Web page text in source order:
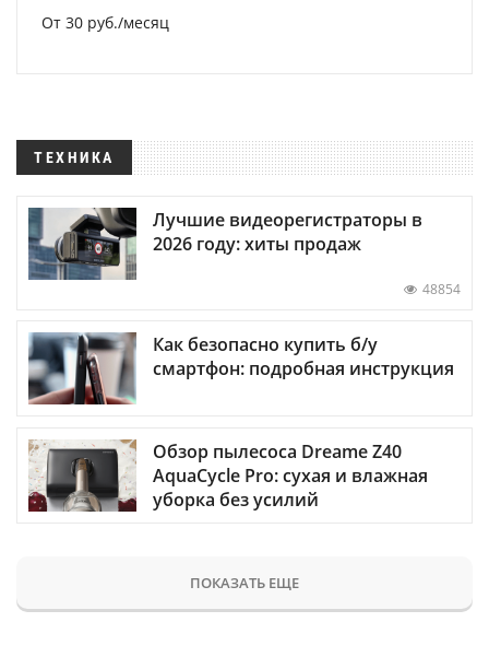
От 30 руб./месяц
ТЕХНИКА
Лучшие видеорегистраторы в
2026 году: хиты продаж
48854
Как безопасно купить б/у
смартфон: подробная инструкция
Обзор пылесоса Dreame Z40
AquaCycle Pro: сухая и влажная
уборка без усилий
ПОКАЗАТЬ ЕЩЕ